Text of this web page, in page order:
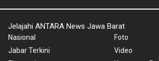
Jelajahi ANTARA News Jawa Barat
Nasional
Jabar Terkini
Foto
Video